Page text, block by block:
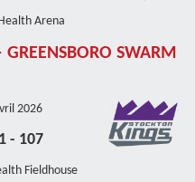
Arena
SWARM
2026
- 107
Fieldhouse